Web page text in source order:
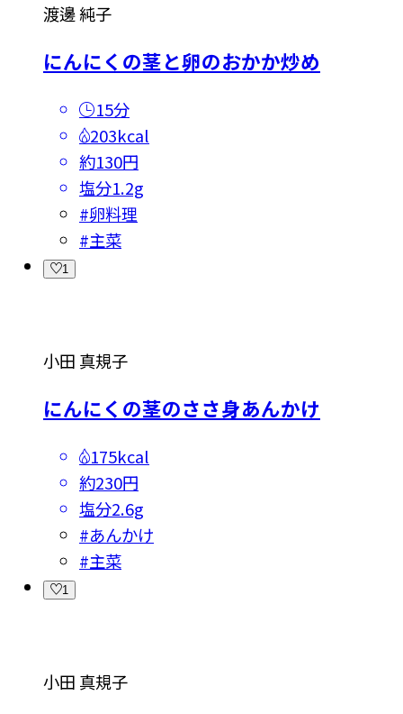
渡邊 純子
にんにくの茎と卵のおかか炒め
15分
203kcal
約130円
塩分1.2g
#卵料理
#主菜
1
小田 真規子
にんにくの茎のささ身あんかけ
175kcal
約230円
塩分2.6g
#あんかけ
#主菜
1
小田 真規子